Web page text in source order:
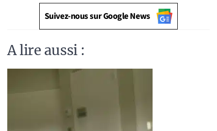
Suivez-nous sur Google News
A lire aussi :